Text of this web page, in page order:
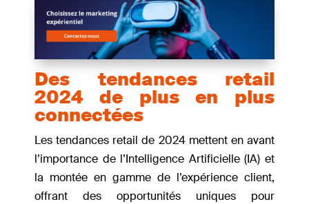
Des tendances retail
2024 de plus en plus
connectées
Les tendances retail de 2024 mettent en avant
l’importance de l’Intelligence Artificielle (IA) et
la montée en gamme de l’expérience client,
offrant des opportunités uniques pour